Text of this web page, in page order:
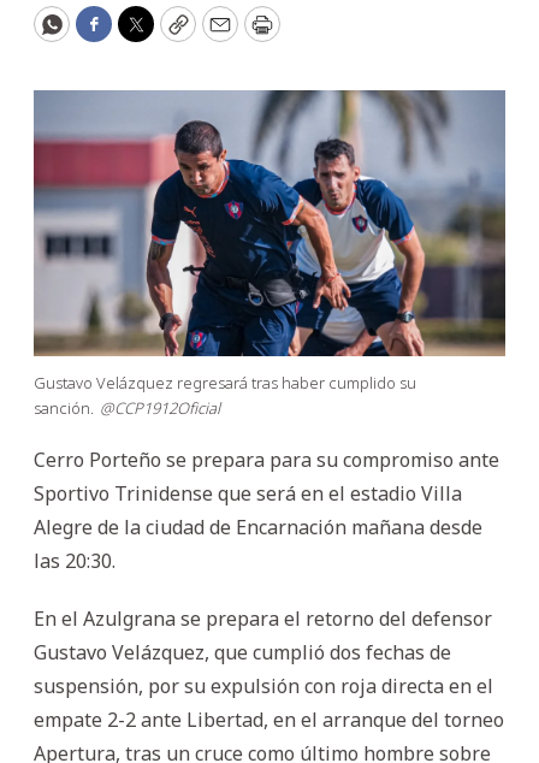
WhatsApp
Facebook
Twitter
CopyEmailPrint
Gustavo Velázquez regresará tras haber cumplido su
sanción. @CCP1912Oficial
Cerro Porteño se prepara para su compromiso ante
Sportivo Trinidense que será en el estadio Villa
Alegre de la ciudad de Encarnación mañana desde
las 20:30.
En el Azulgrana se prepara el retorno del defensor
Gustavo Velázquez, que cumplió dos fechas de
suspensión, por su expulsión con roja directa en el
empate 2-2 ante Libertad, en el arranque del torneo
Apertura, tras un cruce como último hombre sobre